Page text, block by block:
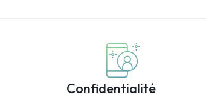
Confidentialité